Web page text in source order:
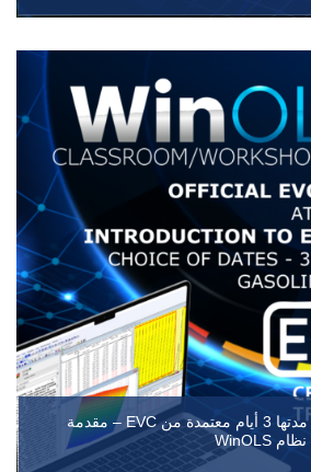
دورة تدريبية شخصية مدتها 3 أيام معتمدة من EVC – مقدمة